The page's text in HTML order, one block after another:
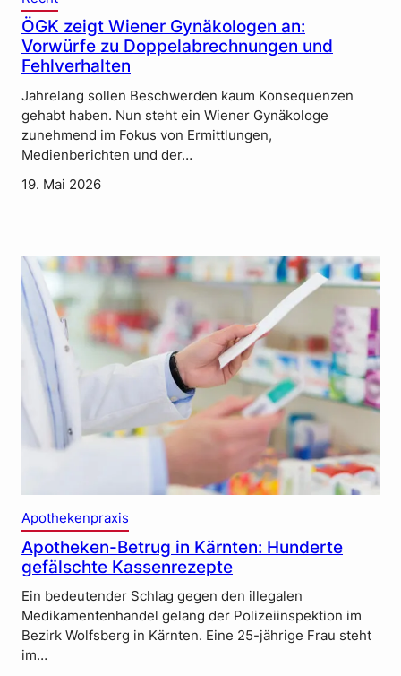
ÖGK zeigt Wiener Gynäkologen an:
Vorwürfe zu Doppelabrechnungen und
Fehlverhalten
Jahrelang sollen Beschwerden kaum Konsequenzen
gehabt haben. Nun steht ein Wiener Gynäkologe
zunehmend im Fokus von Ermittlungen,
Medienberichten und der…
19. Mai 2026
Apothekenpraxis
Apotheken-Betrug in Kärnten: Hunderte
gefälschte Kassenrezepte
Ein bedeutender Schlag gegen den illegalen
Medikamentenhandel gelang der Polizeiinspektion im
Bezirk Wolfsberg in Kärnten. Eine 25-jährige Frau steht
im…